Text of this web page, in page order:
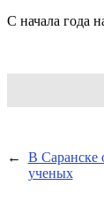
С начала года
←
В Саранске
ученых